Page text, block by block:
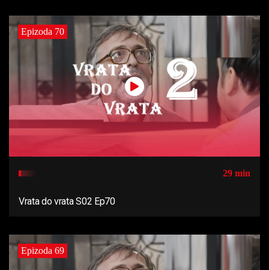
Epizoda 70
29 min
Vrata do vrata S02 Ep70
Epizoda 69